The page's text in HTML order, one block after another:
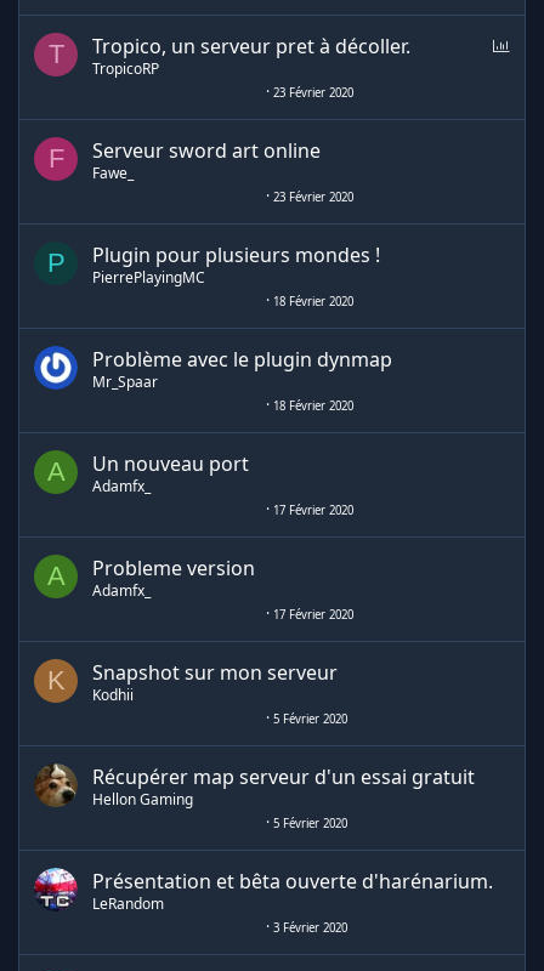
T
d
Tropico, un serveur pret à décoller.
TropicoRP
23 Février 2020
F Serveur sword art online
Fawe_
23 Février 2020
P Plugin pour plusieurs mondes !
PierrePlayingMC
18 Février 2020
Problème avec le plugin dynmap
Mr_Spaar
18 Février 2020
A Un nouveau port
Adamfx_
17 Février 2020
A Probleme version
Adamfx_
17 Février 2020
K Snapshot sur mon serveur
Kodhii
5 Février 2020
Récupérer map serveur d'un essai gratuit
Hellon Gaming
5 Février 2020
Présentation et bêta ouverte d'harénarium.
LeRandom
3 Février 2020